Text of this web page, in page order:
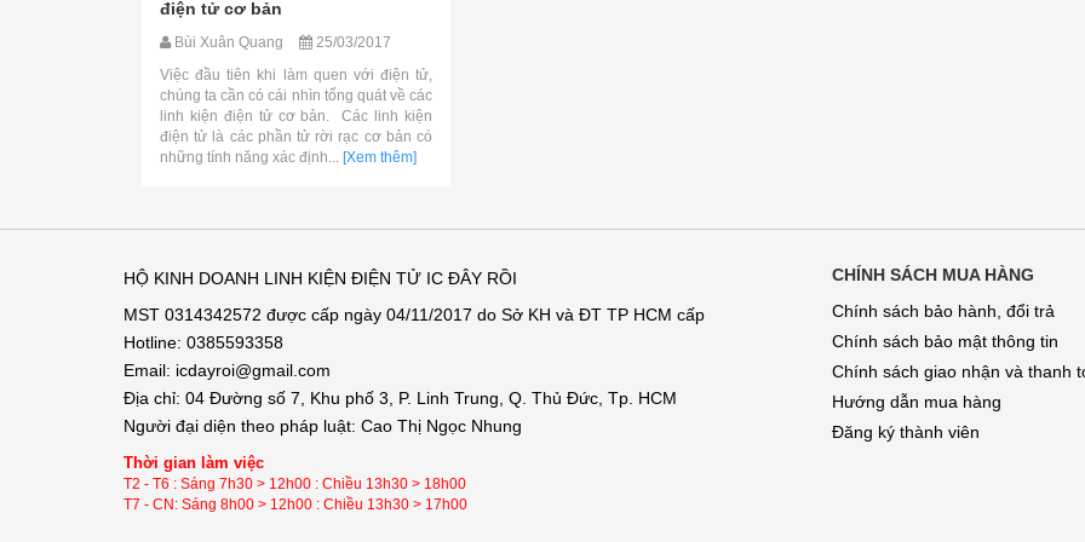
điện tử cơ bản
Bùi Xuân Quang
25/03/2017
Việc đầu tiên khi làm quen với điện tử,
chúng ta cần có cái nhìn tổng quát về các
linh kiện điện tử cơ bản. Các linh kiện
điện tử là các phần tử rời rạc cơ bản có
những tính năng xác định... [Xem thêm]
HỘ KINH DOANH LINH KIỆN ĐIỆN TỬ IC ĐÂY RỒI
MST 0314342572 được cấp ngày 04/11/2017 do Sở KH và ĐT TP HCM cấp
Hotline: 0385593358
Email: icdayroi@gmail.com
Địa chỉ: 04 Đường số 7, Khu phố 3, P. Linh Trung, Q. Thủ Đức, Tp. HCM
Người đại diện theo pháp luật: Cao Thị Ngọc Nhung
Thời gian làm việc
T2 - T6 : Sáng 7h30 > 12h00 : Chiều 13h30 > 18h00
T7 - CN: Sáng 8h00 > 12h00 : Chiều 13h30 > 17h00
CHÍNH SÁCH MUA HÀNG
Chính sách bảo hành, đổi trả
Chính sách bảo mật thông tin
Chính sách giao nhận và thanh
Hướng dẫn mua hàng
Đăng ký thành viên